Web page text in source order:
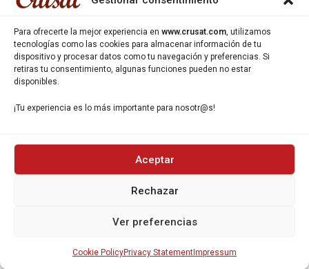
Para ofrecerte la mejor experiencia en www.crusat.com, utilizamos
tecnologías como las cookies para almacenar información de tu
dispositivo y procesar datos como tu navegación y preferencias. Si
retiras tu consentimiento, algunas funciones pueden no estar
disponibles.
¡Tu experiencia es lo más importante para nosotr@s!
Aceptar
Rechazar
Ver preferencias
Cookie PolicyPrivacy Statement Impressum
OTROS PRODUCTOS
REPARTO EN BARCELONA
HOSTELERÍA Y PEQUEÑA ALIMENTACIÓN
CARTAS DE CERVEZAS Y VINO
CATAS Y FORMACIONES
SERVICIO TÉCNICO
GESTIÓN DE
Política de Privacidad |Aviso Legal|Política de Cookies